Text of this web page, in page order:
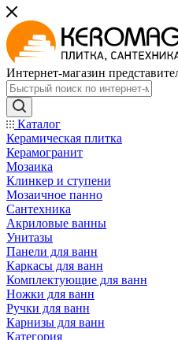
Интернет-магазин
Каталог
Керамическая плитка
Керамогранит
Мозаика
Клинкер и ступени
Мозаичное панно
Сантехника
Акриловые ванны
Унитазы
Панели для ванн
Каркасы для ванн
Комплектующие для ванн
Ножки для ванн
Ручки для ванн
Карнизы для ванн
Категория